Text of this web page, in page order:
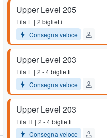
Upper Level 205
Fila L
2 biglietti
Consegna veloce
Upper Level 203
Fila L
2 - 4 biglietti
Consegna veloce
Upper Level 203
Fila H
2 - 4 biglietti
Consegna veloce